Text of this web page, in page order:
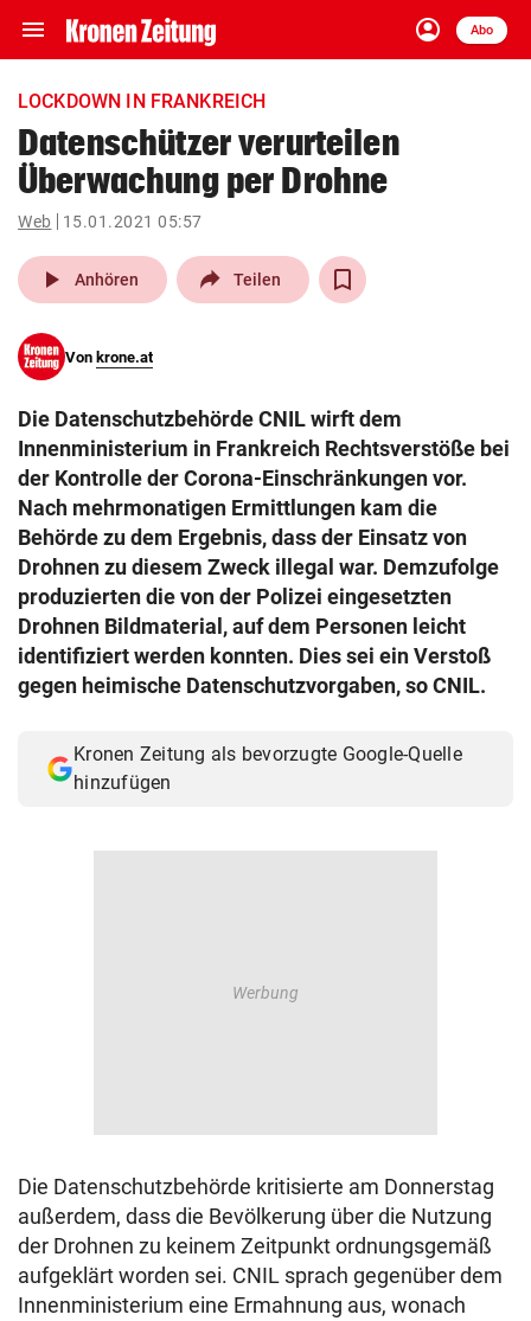
menu Navigation
ein-/ausklappen
account_circle
Anmelden
Abo
close Schließen
account_circle Anmelden
arrow_right
pin_drop
Wien arrow_right
search
eingeben
© Krone Multimedia GmbH & Co KG 2026
Muthgasse 2, 1190 Wien
LOCKDOWN IN FRANKREICH
Datenschützer verurteilen
Überwachung per Drohne
Web 15.01.2021 05:57
play_arrow Anhören Teilen
Von krone.at
Die Datenschutzbehörde CNIL wirft dem
Innenministerium in Frankreich Rechtsverstöße bei
der Kontrolle der Corona-Einschränkungen vor.
Nach mehrmonatigen Ermittlungen kam die
Behörde zu dem Ergebnis, dass der Einsatz von
Drohnen zu diesem Zweck illegal war. Demzufolge
produzierten die von der Polizei eingesetzten
Drohnen Bildmaterial, auf dem Personen leicht
identifiziert werden konnten. Dies sei ein Verstoß
gegen heimische Datenschutzvorgaben, so CNIL.
Kronen Zeitung als bevorzugte Google-Quelle
hinzufügen
Die Datenschutzbehörde kritisierte am Donnerstag
außerdem, dass die Bevölkerung über die Nutzung
der Drohnen zu keinem Zeitpunkt ordnungsgemäß
aufgeklärt worden sei. CNIL sprach gegenüber dem
Innenministerium eine Ermahnung aus, wonach